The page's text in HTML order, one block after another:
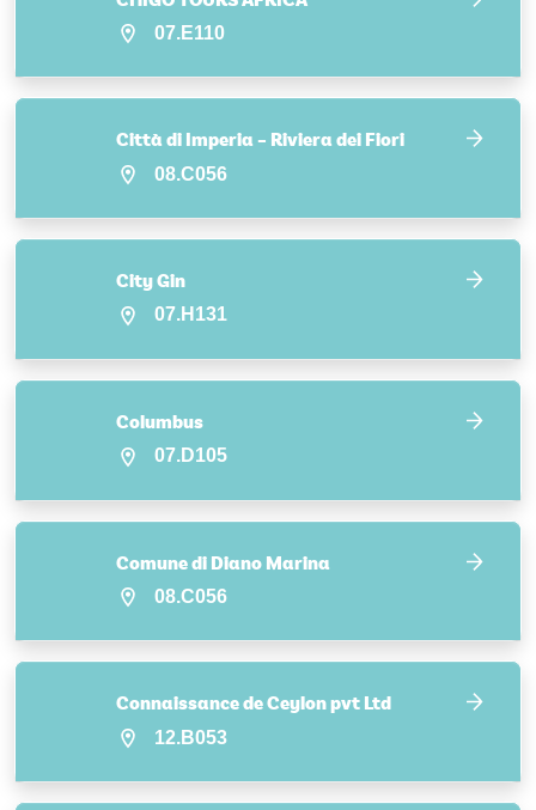
07.E110
Città di Imperia – Riviera dei Fiori
08.C056
City Gin
07.H131
Columbus
07.D105
Comune di Diano Marina
08.C056
Connaissance de Ceylon pvt Ltd
12.B053